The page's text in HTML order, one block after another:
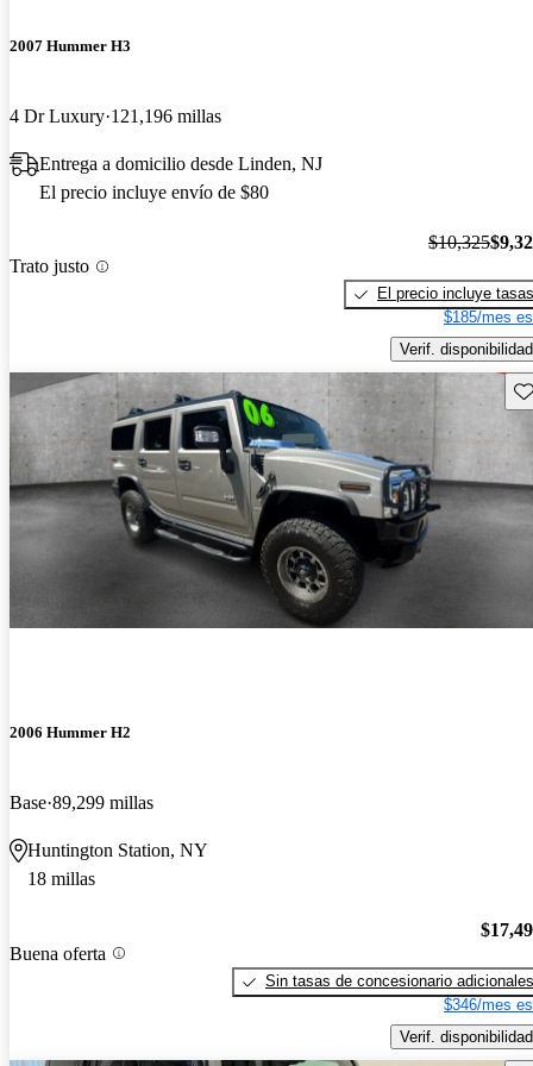
2007 Hummer H3
4 Dr Luxury 121,196 millas
Entrega a domicilio desde Linden, NJ
El precio incluye envío de $80
Trato justo
$10,325
El precio incluye tasas
$185/mes
Verif. disponibilidad
2006 Hummer H2
Base 89,299 millas
Huntington Station, NY
18 millas
Buena oferta
Sin tasas de concesionario adicionales
$346/mes
Verif. disponibilidad